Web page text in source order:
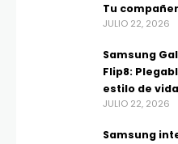
Tu
JULIO 22, 2026
Samsung
Flip8:
estilo de
JULIO 22, 2026
Samsung